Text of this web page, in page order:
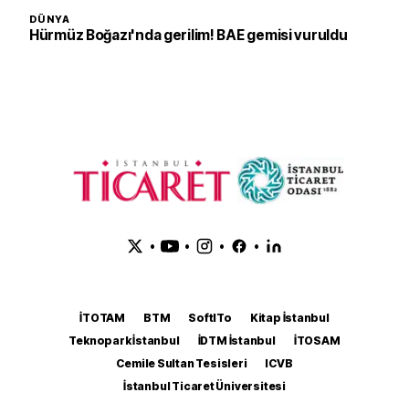
DÜNYA
Hürmüz Boğazı'nda gerilim! BAE gemisi vuruldu
• • • •
İTOTAM BTM SoftITo
Kitap İstanbul
Teknopark İstanbul
İDTM İstanbul
İTOSAM
Cemile Sultan Tesisleri
ICVB
İstanbul Ticaret Üniversitesi